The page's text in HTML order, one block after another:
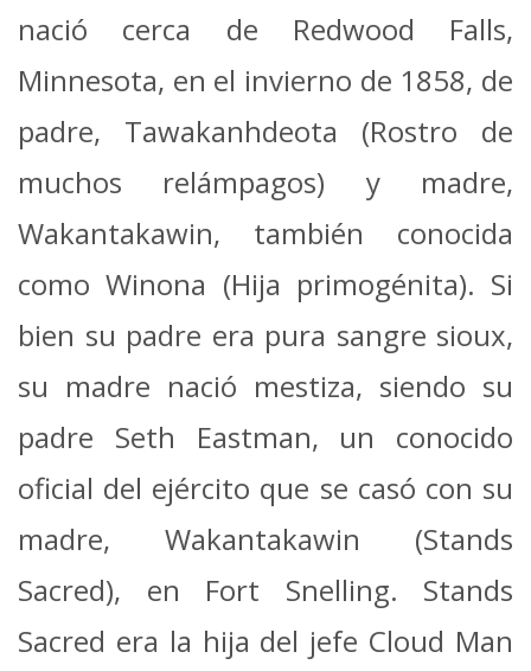
nació cerca de Redwood Falls,
Minnesota, en el invierno de 1858, de
padre, Tawakanhdeota (Rostro de
muchos relámpagos) y madre,
Wakantakawin, también conocida
como Winona (Hija primogénita). Si
bien su padre era pura sangre sioux,
su madre nació mestiza, siendo su
padre Seth Eastman, un conocido
oficial del ejército que se casó con su
madre, Wakantakawin (Stands
Sacred), en Fort Snelling. Stands
Sacred era la hija del jefe Cloud Man